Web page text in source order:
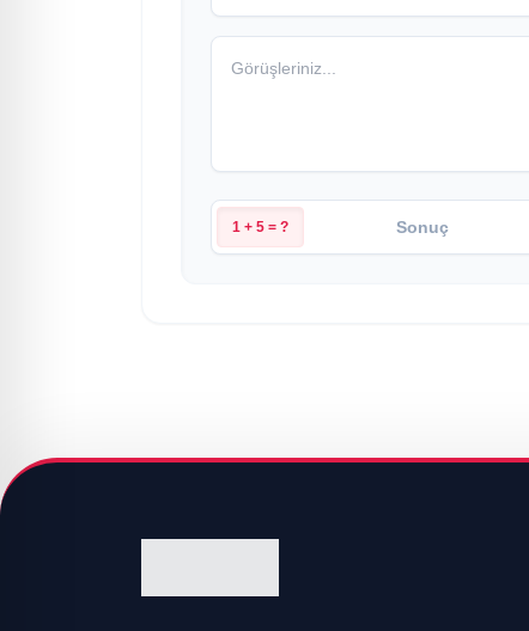
1 + 5 = ?